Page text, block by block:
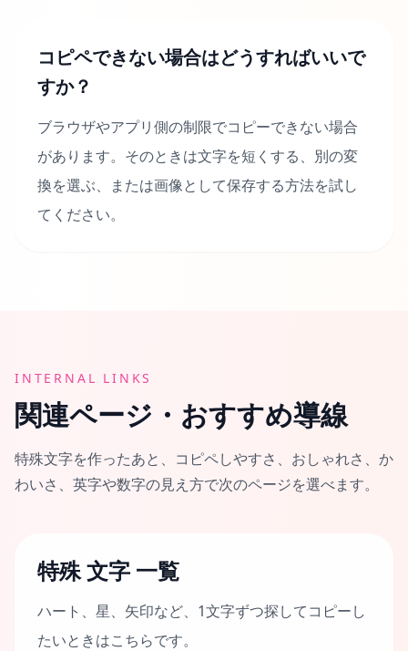
コピペできない場合はどうすればいいで
すか？
ブラウザやアプリ側の制限でコピーできない場合
があります。そのときは文字を短くする、別の変
換を選ぶ、または画像として保存する方法を試し
てください。
INTERNAL LINKS
関連ページ・おすすめ導線
特殊文字を作ったあと、コピペしやすさ、おしゃれさ、か
わいさ、英字や数字の見え方で次のページを選べます。
特殊 文字 一覧
ハート、星、矢印など、1文字ずつ探してコピーし
たいときはこちらです。